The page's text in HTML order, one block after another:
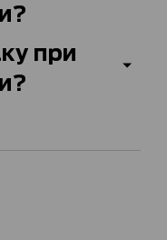
при